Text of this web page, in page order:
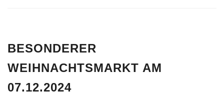
BESONDERER
WEIHNACHTSMARKT AM
07.12.2024